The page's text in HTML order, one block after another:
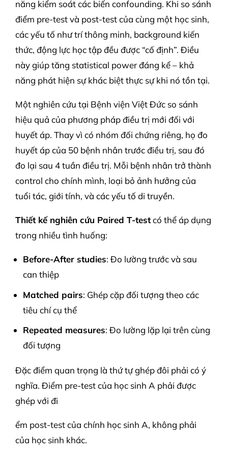
năng kiểm soát các biến confounding. Khi so sánh
điểm pre-test và post-test của cùng một học sinh,
các yếu tố như trí thông minh, background kiến
thức, động lực học tập đều được “cố định”. Điều
này giúp tăng statistical power đáng kể – khả
năng phát hiện sự khác biệt thực sự khi nó tồn tại.
Một nghiên cứu tại Bệnh viện Việt Đức so sánh
hiệu quả của phương pháp điều trị mới đối với
huyết áp. Thay vì có nhóm đối chứng riêng, họ đo
huyết áp của 50 bệnh nhân trước điều trị, sau đó
đo lại sau 4 tuần điều trị. Mỗi bệnh nhân trở thành
control cho chính mình, loại bỏ ảnh hưởng của
tuổi tác, giới tính, và các yếu tố di truyền.
Thiết kế nghiên cứu Paired T-testcó thể áp dụng
trong nhiều tình huống:
Before-After studies: Đo lường trước và sau
can thiệp
Matched pairs: Ghép cặp đối tượng theo các
tiêu chí cụ thể
Repeated measures: Đo lường lặp lại trên cùng
đối tượng
Đặc điểm quan trọng là thứ tự ghép đôi phải có ý
nghĩa. Điểm pre-test của học sinh A phải được
ghép với đi
ểm post-test của chính học sinh A, không phải
của học sinh khác.